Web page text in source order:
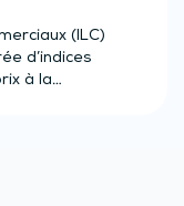
(ILC)
d’indices
à la…